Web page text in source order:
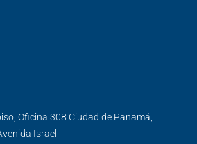
Oficina 308 Ciudad de Panamá,
Israel